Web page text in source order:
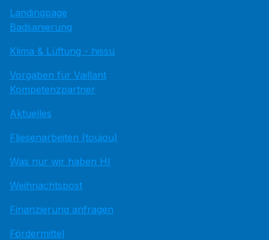
Landingpage
Badsanierung
Klima & Lüftung - hissu
Vorgaben für Vaillant
Kompetenzpartner
Aktuelles
Fliesenarbeiten (toujou)
Was nur wir haben HI
Weihnachtspost
Finanzierung anfragen
Fördermittel